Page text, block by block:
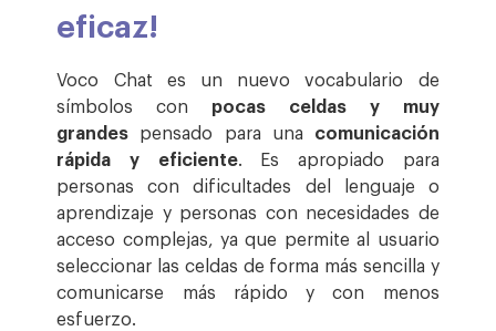
eficaz!
Voco Chat es un nuevo vocabulario de
símbolos con pocas celdas y muy
grandes pensado para una comunicación
rápida y eficiente. Es apropiado para
personas con dificultades del lenguaje o
aprendizaje y personas con necesidades de
acceso complejas, ya que permite al usuario
seleccionar las celdas de forma más sencilla y
comunicarse más rápido y con menos
esfuerzo.